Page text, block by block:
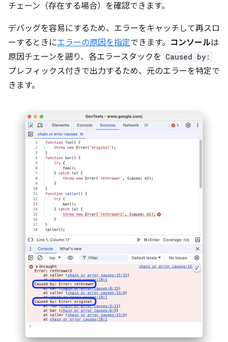
チェーン（存在する場合）を確認できます。
デバッグを容易にするため、エラーをキャッチして再スロ
ーするときにエラーの原因を指定できます。 コンソールは
原因チェーンを遡り、各エラースタックを Caused by:
プレフィックス付きで出力するため、元のエラーを特定で
きます。